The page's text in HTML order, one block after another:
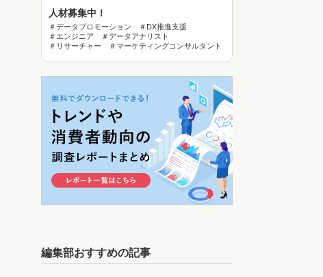
人材募集中！
＃データプロモーション ＃DX推進支援
＃エンジニア ＃データアナリスト
＃リサーチャー ＃マーケティングコンサルタント
編集部おすすめの記事